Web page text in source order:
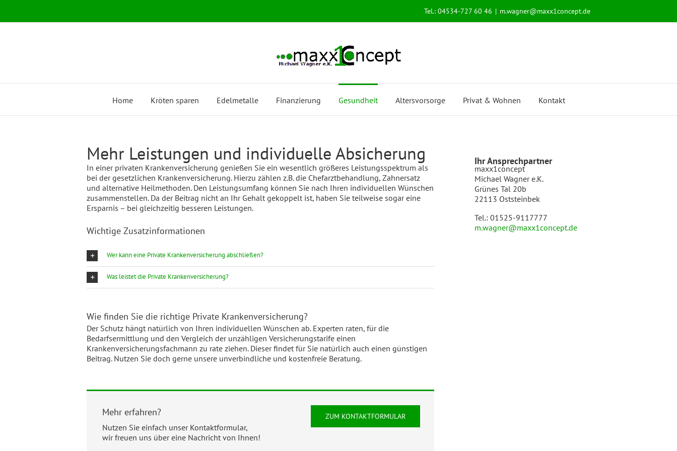
springen
Tel.: 04534-727 60 46 | m.wagner@maxx1concept.de
Home Kröten sparen Edelmetalle Finanzierung Gesundheit Altersvorsorge Privat & Wohnen Kontakt
Mehr Leistungen und individuelle Absicherung
In einer privaten Krankenversicherung genießen Sie ein wesentlich größeres Leistungsspektrum als
bei der gesetzlichen Krankenversicherung. Hierzu zählen z.B. die Chefarztbehandlung, Zahnersatz
und alternative Heilmethoden. Den Leistungsumfang können Sie nach Ihren individuellen Wünschen
zusammenstellen. Da der Beitrag nicht an Ihr Gehalt gekoppelt ist, haben Sie teilweise sogar eine
Ersparnis – bei gleichzeitig besseren Leistungen.
Wichtige Zusatzinformationen
Wer kann eine Private Krankenversicherung abschließen?
Was leistet die Private Krankenversicherung?
Wie finden Sie die richtige Private Krankenversicherung?
Der Schutz hängt natürlich von Ihren individuellen Wünschen ab. Experten raten, für die
Bedarfsermittlung und den Vergleich der unzähligen Versicherungstarife einen
Krankenversicherungsfachmann zu rate ziehen. Dieser findet für Sie natürlich auch einen günstigen
Beitrag. Nutzen Sie doch gerne unsere unverbindliche und kostenfreie Beratung.
ZUM KONTAKTFORMULAR
Mehr erfahren?
Nutzen Sie einfach unser Kontaktformular,
wir freuen uns über eine Nachricht von Ihnen!
Ihr Ansprechpartner
maxx1concept
Michael Wagner e.K.
Grünes Tal 20b
22113 Oststeinbek
Tel.: 01525-9117777
m.wagner@maxx1concept.de